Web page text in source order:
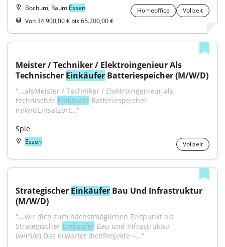
Bochum, Raum Essen Homeoffice
Vollzeit
Von 34.900,00 € bis 65.200,00 €
Meister / Techniker / Elektroingenieur Als
Technischer Einkäufer Batteriespeicher (M/W/D)
"...alsMeister / Techniker / Elektroingenieur als
technischer Einkäufer Batteriespeicher
m/w/dEinsatzort..."
Spie
Essen Vollzeit
Strategischer Einkäufer Bau Und Infrastruktur
(M/W/D)
"...wir dich zum nächstmöglichen Zeitpunkt als
Strategischer Einkäufer Bau und Infrastruktur
(w/m/d).Das erwartet dichProjekte –..."